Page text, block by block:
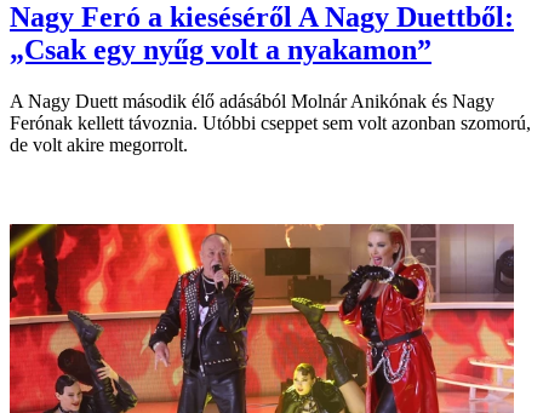
Nagy Feró a kieséséről A Nagy Duettből:
„Csak egy nyűg volt a nyakamon”
A Nagy Duett második élő adásából Molnár Anikónak és Nagy
Ferónak kellett távoznia. Utóbbi cseppet sem volt azonban szomorú,
de volt akire megorrolt.